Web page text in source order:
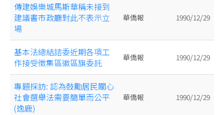
傳建娛樂城馬斯華稱未接到
建議書市政廳對此不表示立
場
華僑報 1990/12/29
基本法總結諮委近期各項工
作接受徵集區徽區旗委託
華僑報 1990/12/29
專題採訪: 認為鼓勵居民關心
社會選舉法需要簡單而公平
(逸鹿)
華僑報 1990/12/29